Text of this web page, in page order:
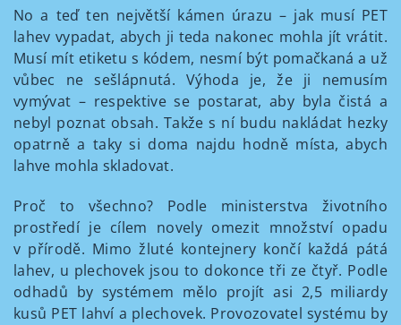
No a teď ten největší kámen úrazu – jak musí PET
lahev vypadat, abych ji teda nakonec mohla jít vrátit.
Musí mít etiketu s kódem, nesmí být pomačkaná a už
vůbec ne sešlápnutá. Výhoda je, že ji nemusím
vymývat – respektive se postarat, aby byla čistá a
nebyl poznat obsah. Takže s ní budu nakládat hezky
opatrně a taky si doma najdu hodně místa, abych
lahve mohla skladovat.
Proč to všechno? Podle ministerstva životního
prostředí je cílem novely omezit množství opadu
v přírodě. Mimo žluté kontejnery končí každá pátá
lahev, u plechovek jsou to dokonce tři ze čtyř. Podle
odhadů by systémem mělo projít asi 2,5 miliardy
kusů PET lahví a plechovek. Provozovatel systému by